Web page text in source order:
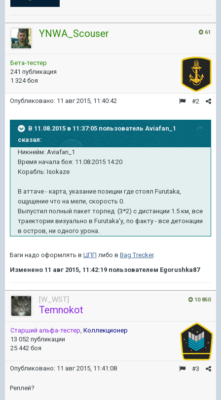
61
YNWA_Scouser
Бета-тестер
241 публикация
1 324 боя
#2
Опубликовано: 11 авг 2015, 11:40:42
В 11.08.2015 в 11:37:05 пользователь Aviafan_1
сказал:
Никнейм: Aviafan_1
Время начала боя: 11.08.2015 14:20
Корабль: Isokaze
В аттаче - карта, указание позиции где стоял Furutaka,
ощущение что на мели, скорость 0.
Выпустил полный пакет торпед (3*2) с дистанции 1.5 км, все
траектории визуально в Furutaka'у, по факту - все детонации
в остров, ни одного урона.
Баги надо оформлять в ЦПП либо в Bag Trecker.
Изменено 11 авг 2015, 11:42:19 пользователем Egorushka87
10 850
[W_WST]
Temnokot
Старший альфа-тестер, Коллекционер
13 052 публикации
25 442 боя
#3
Опубликовано: 11 авг 2015, 11:41:08
Реплей?